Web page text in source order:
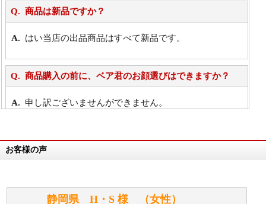
商品は新品ですか？
はい当店の出品商品はすべて新品です。
商品購入の前に、ベア君のお顔選びはできますか？
申し訳ございませんができません。
万が一欲しい商品が見つからない場合は、探して取り
お任せください！それは当店が謡っています「おも
お客様の声
静岡県 H・S 様 （女性）